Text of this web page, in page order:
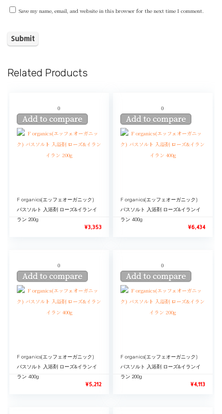
Save my name, email, and website in this browser for the next time I comment.
Related Products
0
Add to compare
F organics(エッフェオーガニック)
バスソルト 入浴剤 ローズ&イランイ
ラン 200g
¥3,353
0
Add to compare
F organics(エッフェオーガニック)
バスソルト 入浴剤 ローズ&イランイ
ラン 400g
¥6,434
0
Add to compare
F organics(エッフェオーガニック)
バスソルト 入浴剤 ローズ&イランイ
ラン 400g
¥5,212
0
Add to compare
F organics(エッフェオーガニック)
バスソルト 入浴剤 ローズ&イランイ
ラン 200g
¥4,113